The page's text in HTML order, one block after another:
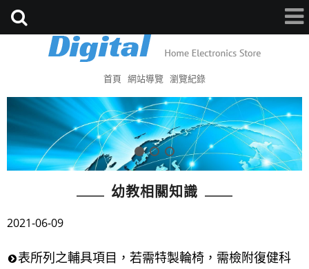
首頁 網站導覽 瀏覽紀錄
幼教相關知識
2021-06-09
表所列之輔具項目，若需特製輪椅，需檢附復健科